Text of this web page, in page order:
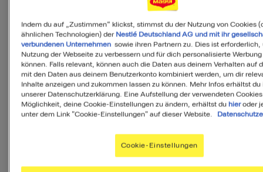
70
von 100
Ist diese Mahlzeit
Indem du auf „Zustimmen“ klickst, stimmst du der Nutzung von Cookies
ähnlichen Technologien) der Nestlé Deutschland AG und mit ihr
verbundenen Unternehmensowie ihren Partnern zu. Dies ist erforderlich,
Nutzung der Webseite zu verbessern und für dich personalisierte
können. Falls relevant, können auch die Daten aus deinem Verhalten auf
mit den Daten aus deinem Benutzerkonto kombiniert werden, um dir
Inhalte anzeigen und zukommen lassen zu können. Mehr Infos erhältst du
unserer Datenschutzerklärung. Eine Aufstellung der verwendeten
Möglichkeit, deine Cookie-Einstellungen zu ändern, erhältst du hieroder
unter dem Link "Cookie-Einstellungen" auf dieser Website.
Cookie-Einstellungen